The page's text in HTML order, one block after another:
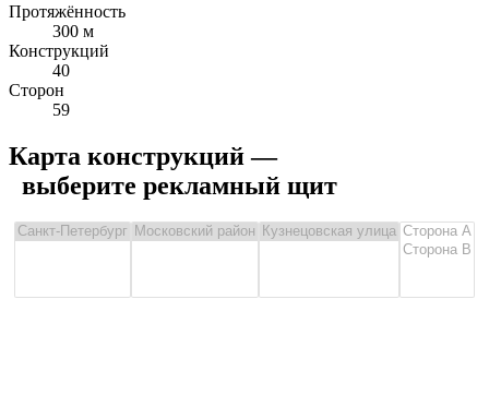
Протяжённость
300 м
Конструкций
40
Сторон
59
Карта конструкций —
выберите рекламный щит